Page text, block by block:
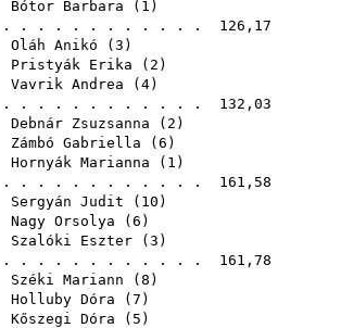
Bótor Barbara ( 1 )
. . . . . . . . . . . . 126,17
Oláh Anikó ( 3 )
Pristyák Erika ( 2 )
Vavrik Andrea ( 4)
. . . . . . . . . . . . 132,03
Debnár Zsuzsanna ( 2 )
Zámbó Gabriella ( 6 )
Hornyák Marianna ( 1 )
. . . . . . . . . . . . 161,58
Sergyán Judit ( 10 )
Nagy Orsolya ( 6 )
Szalóki Eszter ( 3 )
. . . . . . . . . . . . 161,78
Széki Mariann ( 8 )
Holluby Dóra ( 7 )
Kőszegi Dóra ( 5 )